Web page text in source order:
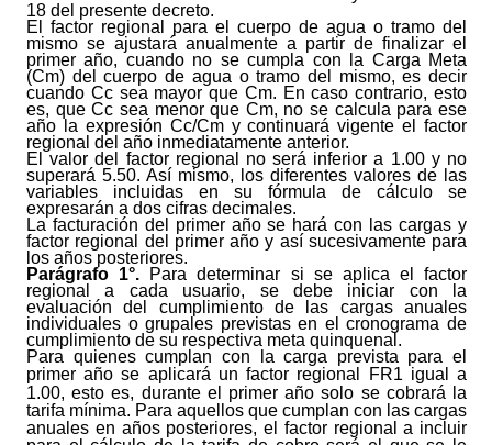
18 del presente decreto.
El factor regional para el cuerpo de agua o tramo del
mismo se ajustará anualmente a partir de finalizar el
primer año, cuando no se cumpla con la Carga Meta
(Cm) del cuerpo de agua o tramo del mismo, es decir
cuando Cc sea mayor que Cm. En caso contrario, esto
es, que Cc sea menor que Cm, no se calcula para ese
año la expresión Cc/Cm y continuará vigente el factor
regional del año inmediatamente anterior.
El valor del factor regional no será inferior a 1.00 y no
superará 5.50. Así mismo, los diferentes valores de las
variables incluidas en su fórmula de cálculo se
expresarán a dos cifras decimales.
La facturación del primer año se hará con las cargas y
factor regional del primer año y así sucesivamente para
los años posteriores.
Parágrafo 1°. Para determinar si se aplica el factor
regional a cada usuario, se debe iniciar con la
evaluación del cumplimiento de las cargas anuales
individuales o grupales previstas en el cronograma de
cumplimiento de su respectiva meta quinquenal.
Para quienes cumplan con la carga prevista para el
primer año se aplicará un factor regional FR1 igual a
1.00, esto es, durante el primer año solo se cobrará la
tarifa mínima. Para aquellos que cumplan con las cargas
anuales en años posteriores, el factor regional a incluir